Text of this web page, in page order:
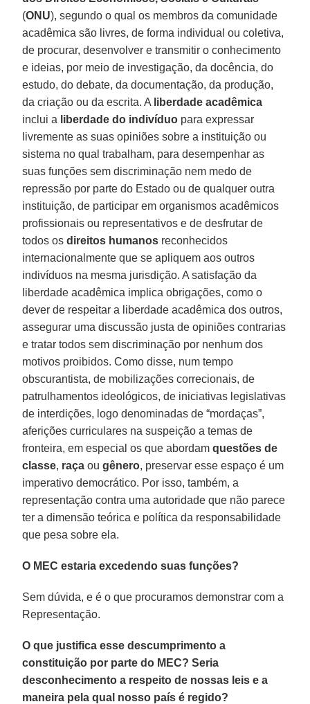
(ONU), segundo o qual os membros da comunidade
acadêmica são livres, de forma individual ou coletiva,
de procurar, desenvolver e transmitir o conhecimento
e ideias, por meio de investigação, da docência, do
estudo, do debate, da documentação, da produção,
da criação ou da escrita. A liberdade acadêmica
inclui a liberdade do indivíduo para expressar
livremente as suas opiniões sobre a instituição ou
sistema no qual trabalham, para desempenhar as
suas funções sem discriminação nem medo de
repressão por parte do Estado ou de qualquer outra
instituição, de participar em organismos acadêmicos
profissionais ou representativos e de desfrutar de
todos osdireitos humanos reconhecidos
internacionalmente que se apliquem aos outros
indivíduos na mesma jurisdição. A satisfação da
liberdade acadêmica implica obrigações, como o
dever de respeitar a liberdade acadêmica dos outros,
assegurar uma discussão justa de opiniões contrarias
e tratar todos sem discriminação por nenhum dos
motivos proibidos. Como disse, num tempo
obscurantista, de mobilizações correcionais, de
patrulhamentos ideológicos, de iniciativas legislativas
de interdições, logo denominadas de “mordaças”,
aferições curriculares na suspeição a temas de
fronteira, em especial os que abordamquestões de
classe, raça ougênero, preservar esse espaço é um
imperativo democrático. Por isso, também, a
representação contra uma autoridade que não parece
ter a dimensão teórica e política da responsabilidade
que pesa sobre ela.
O MEC estaria excedendo suas funções?
Sem dúvida, e é o que procuramos demonstrar com a
Representação.
O que justifica esse descumprimento a
constituição por parte do MEC? Seria
desconhecimento a respeito de nossas leis e a
maneira pela qual nosso país é regido?